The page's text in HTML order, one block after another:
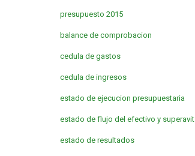
presupuesto 2015
balance de comprobacion
cedula de gastos
cedula de ingresos
estado de ejecucion presupuestaria
estado de flujo del efectivo y superavit
estado de resultados